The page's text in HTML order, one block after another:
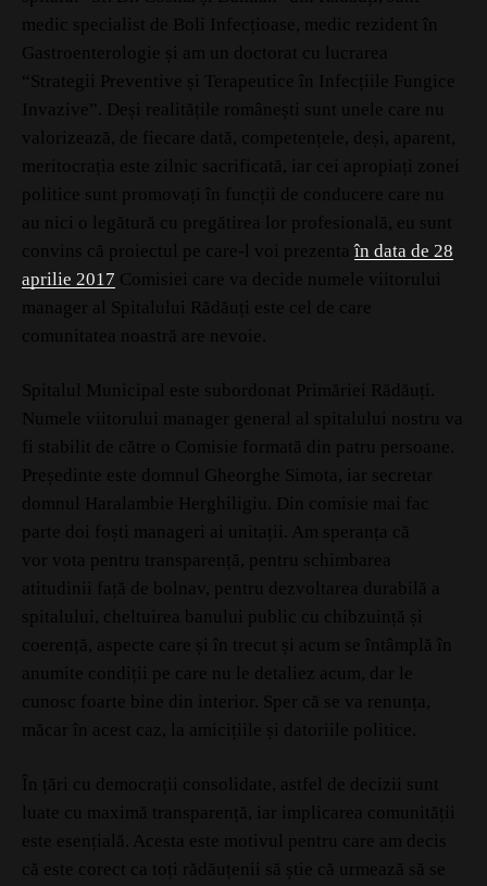
medic specialist de Boli Infecțioase, medic rezident în
Gastroenterologie și am un doctorat cu lucrarea
“Strategii Preventive și Terapeutice în Infecțiile Fungice
Invazive”. Deși realitățile românești sunt unele care nu
valorizează, de fiecare dată, competențele, deși, aparent,
meritocrația este zilnic sacrificată, iar cei apropiați zonei
politice sunt promovați în funcții de conducere care nu
au nici o legătură cu pregătirea lor profesională, eu sunt
convins că proiectul pe care-l voi prezentaîn data de 28
aprilie 2017 Comisiei care va decide numele viitorului
manager al Spitalului Rădăuți este cel de care
comunitatea noastră are nevoie.
Spitalul Municipal este subordonat Primăriei Rădăuți.
Numele viitorului manager general al spitalului nostru va
fi stabilit de către o Comisie formată din patru persoane.
Președinte este domnul Gheorghe Simota, iar secretar
domnul Haralambie Herghiligiu. Din comisie mai fac
parte doi foști manageri ai unitații. Am speranța că
vor vota pentru transparență, pentru schimbarea
atitudinii față de bolnav, pentru dezvoltarea durabilă a
spitalului, cheltuirea banului public cu chibzuință și
coerență, aspecte care și în trecut și acum se întâmplă în
anumite condiții pe care nu le detaliez acum, dar le
cunosc foarte bine din interior. Sper că se va renunța,
măcar în acest caz, la amicițiile și datoriile politice.
În țări cu democrații consolidate, astfel de decizii sunt
luate cu maximă transparență, iar implicarea comunității
este esențială. Acesta este motivul pentru care am decis
că este corect ca toți rădăuțenii să știe că urmează să se